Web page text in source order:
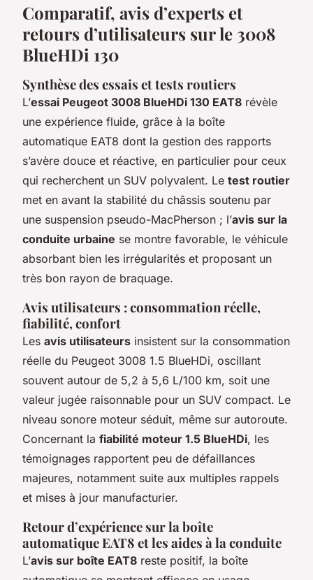
Comparatif, avis d’experts et
retours d’utilisateurs sur le 3008
BlueHDi 130
Synthèse des essais et tests routiers
L’essai Peugeot 3008 BlueHDi 130 EAT8 révèle
une expérience fluide, grâce à la boîte
automatique EAT8 dont la gestion des rapports
s’avère douce et réactive, en particulier pour ceux
qui recherchent un SUV polyvalent. Le test routier
met en avant la stabilité du châssis soutenu par
une suspension pseudo-MacPherson ; l’avis sur la
conduite urbaine se montre favorable, le véhicule
absorbant bien les irrégularités et proposant un
très bon rayon de braquage.
Avis utilisateurs : consommation réelle,
fiabilité, confort
Les avis utilisateurs insistent sur la consommation
réelle du Peugeot 3008 1.5 BlueHDi, oscillant
souvent autour de 5,2 à 5,6 L/100 km, soit une
valeur jugée raisonnable pour un SUV compact. Le
niveau sonore moteur séduit, même sur autoroute.
Concernant la fiabilité moteur 1.5 BlueHDi, les
témoignages rapportent peu de défaillances
majeures, notamment suite aux multiples rappels
et mises à jour manufacturier.
Retour d’expérience sur la boîte
automatique EAT8 et les aides à la conduite
L’avis sur boîte EAT8 reste positif, la boîte